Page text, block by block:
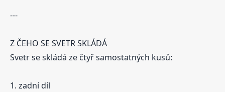
---
Z ČEHO SE SVETR SKLÁDÁ
Svetr se skládá ze čtyř samostatných kusů:
1. zadní díl